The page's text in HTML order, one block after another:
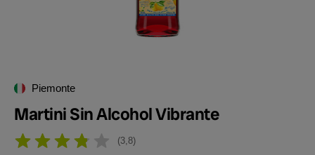
Piemonte
Martini Sin Alcohol Vibrante
3,8